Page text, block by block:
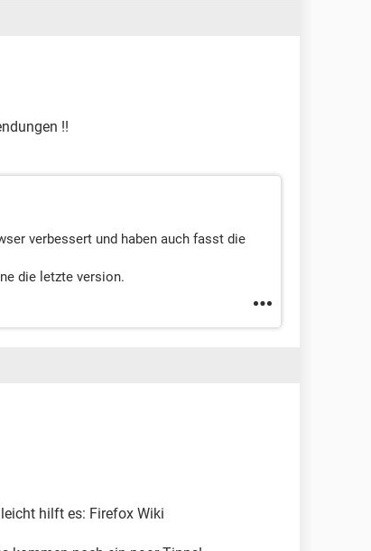
!!
verbessert und haben auch fasst die
die letzte version.
hilft es: Firefox Wiki